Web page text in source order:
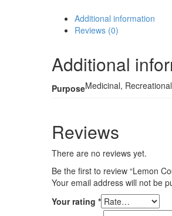
Additional information
Reviews (0)
Additional
PurposeMedicinal, Recreational
Reviews
There are no reviews yet.
Be the first to review “Lemon
Your email address will not be
Your rating *